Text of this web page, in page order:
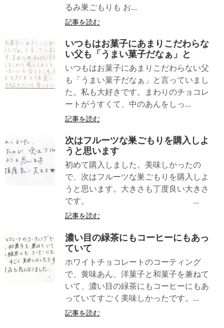
るみ巣ごもりも お...
記事を読む
いつもはお菓子にあまりこだわらな
い父も「うまい菓子だなぁ」と
いつもはお菓子にあまりこだわらない父
も「うまい菓子だなぁ」と言っていまし
た。私も大好きです。まわりのチョコレ
ートがうすくて、中のあんをしっ...
記事を読む
次はフルーツな巣ごもりを購入しよ
うと思います
初めて購入しました。美味しかったの
で、次はフルーツな巣ごもりを購入しよ
うと思います。大きさも丁度良い大きさ
です。 ...
記事を読む
濃い目の緑茶にもコーヒーにもあっ
ていて
ホワイトチョコレートのコーティング
で、黄味あん、洋菓子と和菓子を兼ねて
いて、濃い目の緑茶にもコーヒーにもあ
っていてすごく美味しかったです。...
記事を読む